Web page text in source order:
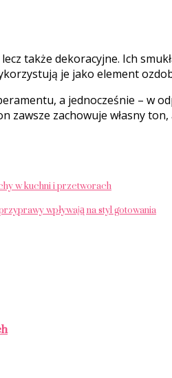
także dekoracyjne. Ich
je jako element
a jednocześnie – w
zachowuje własny
w kuchni i przetworach
wpływają na styl gotowania